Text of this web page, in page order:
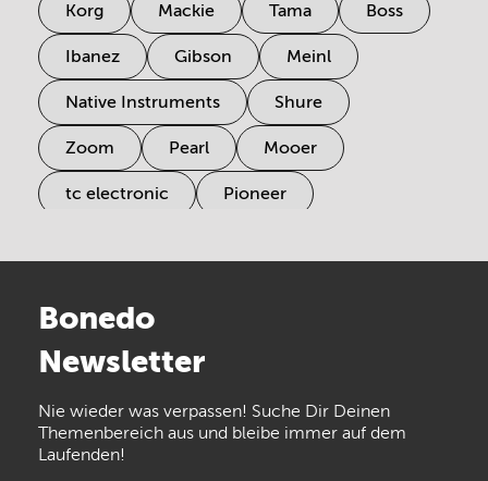
Korg Mackie Tama Boss
Ibanez Gibson Meinl
Native Instruments Shure
Zoom Pearl Mooer
tc electronic Pioneer
Arturia
the t.bone
Walrus Audio Epiphone
Bonedo
Newsletter
Nie wieder was verpassen! Suche Dir Deinen
Themenbereich aus und bleibe immer auf dem
Laufenden!